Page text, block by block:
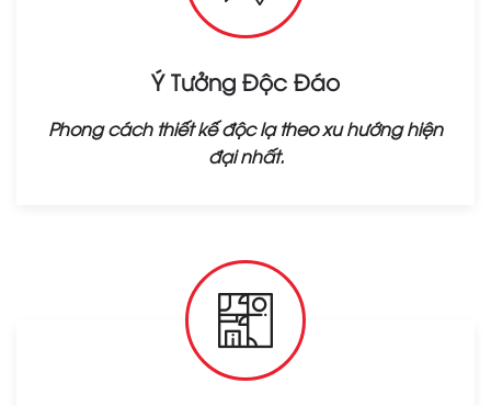
Ý Tưởng Độc Đáo
Phong cách thiết kế độc lạ theo xu hướng hiện
đại nhất.